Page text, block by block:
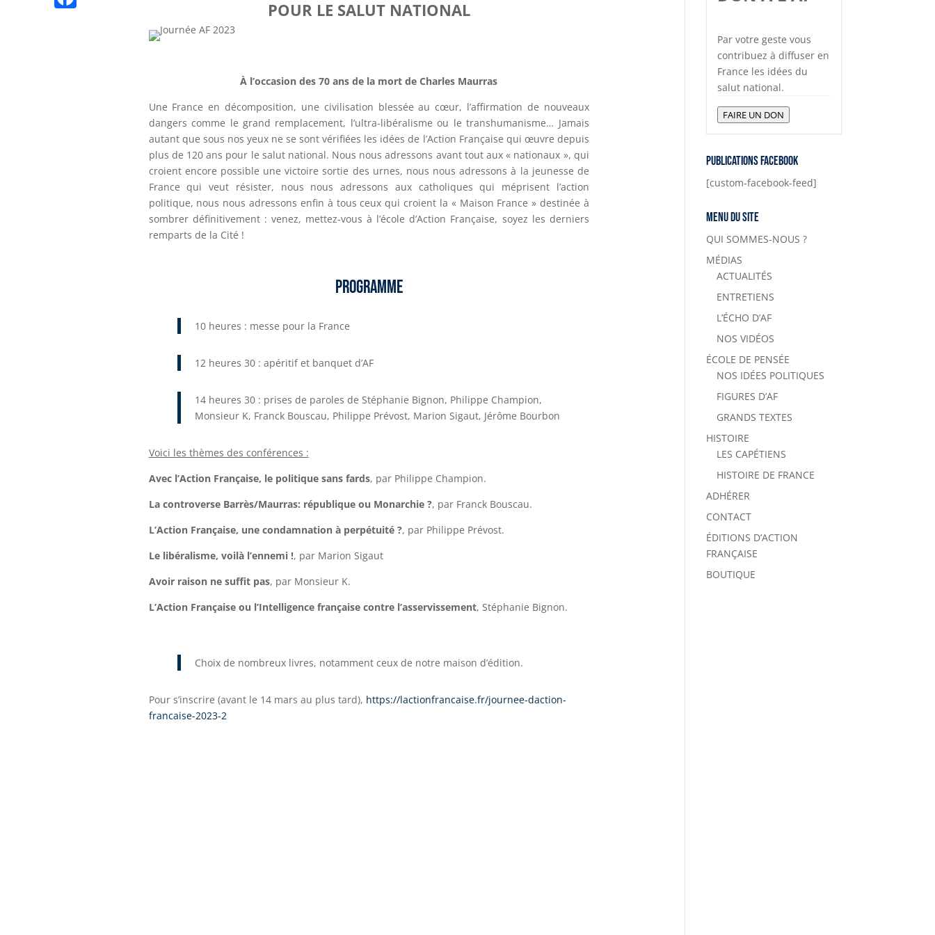
POUR LE SALUT NATIONAL
À l’occasion des 70 ans de la mort de Charles Maurras
Une France en décomposition, une civilisation blessée au cœur, l’affirmation de nouveaux
dangers comme le grand remplacement, l’ultra-libéralisme ou le transhumanisme… Jamais
autant que sous nos yeux ne se sont vérifiées les idées de l’Action Française qui œuvre depuis
plus de 120 ans pour le salut national. Nous nous adressons avant tout aux « nationaux », qui
croient encore possible une victoire sortie des urnes, nous nous adressons à la jeunesse de
France qui veut résister, nous nous adressons aux catholiques qui méprisent l’action
politique, nous nous adressons enfin à tous ceux qui croient la « Maison France » destinée à
sombrer définitivement : venez, mettez-vous à l’école d’Action Française, soyez les derniers
remparts de la Cité !
PROGRAMME
10 heures : messe pour la France
12 heures 30 : apéritif et banquet d’AF
14 heures 30 : prises de paroles de Stéphanie Bignon, Philippe Champion,
Monsieur K, Franck Bouscau, Philippe Prévost, Marion Sigaut, Jérôme Bourbon
Voici les thèmes des conférences :
Avec l’Action Française, le politique sans fards, par Philippe Champion.
La controverse Barrès/Maurras: république ou Monarchie ?, par Franck Bouscau.
L’Action Française, une condamnation à perpétuité ?, par Philippe Prévost.
Le libéralisme, voilà l’ennemi !, par Marion Sigaut
Avoir raison ne suffit pas, par Monsieur K.
L’Action Française ou l’Intelligence française contre l’asservissement, Stéphanie Bignon.
Choix de nombreux livres, notamment ceux de notre maison d’édition.
Pour s’inscrire (avant le 14 mars au plus tard), https://lactionfrancaise.fr/journee-daction-
francaise-2023-2
p
l
Par votre geste vous
contribuez à diffuser en
France les idées du
salut national.
FAIRE UN DON
Publications Facebook
[custom-facebook-feed]
Menu du site
QUI SOMMES-NOUS ?
MÉDIAS
ACTUALITÉS
ENTRETIENS
L’ÉCHO D’AF
NOS VIDÉOS
ÉCOLE DE PENSÉE
NOS IDÉES POLITIQUES
FIGURES D’AF
GRANDS TEXTES
HISTOIRE
LES CAPÉTIENS
HISTOIRE DE FRANCE
ADHÉRER
CONTACT
ÉDITIONS D’ACTION
FRANÇAISE
BOUTIQUE